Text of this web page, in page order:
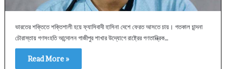
ভারতের শক্তিতে শক্তিশালী হয়ে ফ্যাসিবাদী হাসিনা দেশে ফেরত আসতে চায়। গতকাল চান্দনা
চৌরাস্তায় গণসংহতি আন্দোলন গাজীপুর শাখার উদ্যোগে রাষ্ট্রের গণতান্ত্রিক…
Read More »